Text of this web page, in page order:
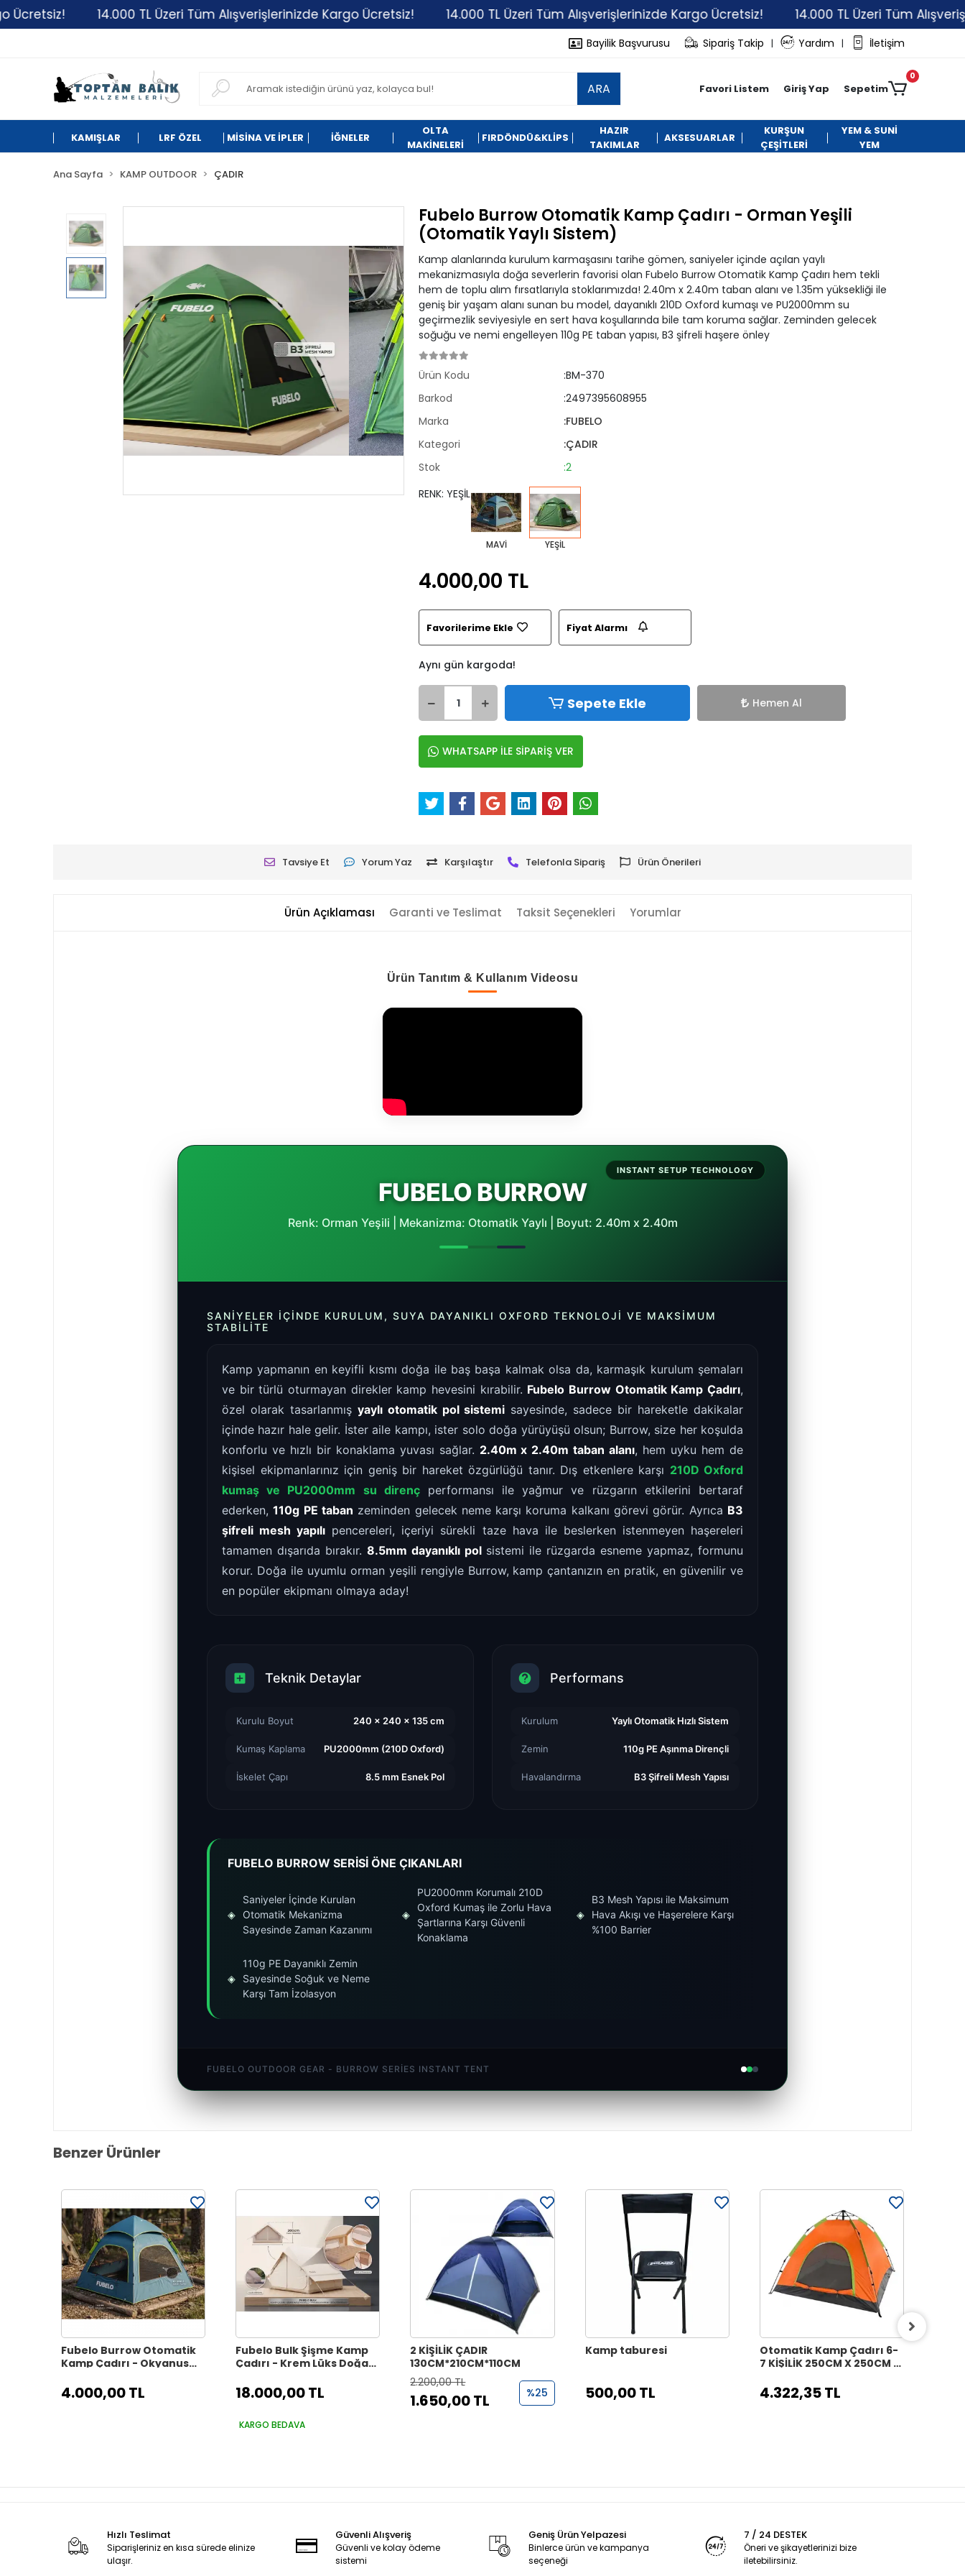
14.000 TL Üzeri Tüm Alışverişlerinizde Kargo Ücretsiz! 14.000 TL Üzeri Tüm Alışverişlerinizde Kargo Ücretsiz! 14.000 TL Üzeri Tüm
Bayilik Başvurusu Sipariş Takip | Yardım | İletişim
ARA Favori Listem Giriş Yap Sepetim
0
KAMIŞLAR LRF ÖZEL MİSİNA VE İPLER İĞNELER
OLTA
MAKİNELERİ
FIRDÖNDÜ&KLİPS
HAZIR
TAKIMLAR
AKSESUARLAR
KURŞUN
ÇEŞİTLERİ
YEM & SUNİ
YEM
Ana Sayfa KAMP OUTDOOR ÇADIR
Fubelo Burrow Otomatik Kamp Çadırı - Orman Yeşili
(Otomatik Yaylı Sistem)
Kamp alanlarında kurulum karmaşasını tarihe gömen, saniyeler içinde açılan yaylı
mekanizmasıyla doğa severlerin favorisi olan Fubelo Burrow Otomatik Kamp Çadırı hem tekli
hem de toplu alım fırsatlarıyla stoklarımızda! 2.40m x 2.40m taban alanı ve 1.35m yüksekliği ile
geniş bir yaşam alanı sunan bu model, dayanıklı 210D Oxford kumaşı ve PU2000mm su
geçirmezlik seviyesiyle en sert hava koşullarında bile tam koruma sağlar. Zeminden gelecek
soğuğu ve nemi engelleyen 110g PE taban yapısı, B3 şifreli haşere önley
Ürün Kodu
:BM-370
Barkod
:2497395608955
Marka
:FUBELO
Kategori
:ÇADIR
Stok
:2
RENK: YEŞİL
MAVİ YEŞİL
4.000,00 TL
Favorilerime Ekle Fiyat Alarmı
Aynı gün kargoda!
Sepete Ekle Hemen Al
WHATSAPP İLE SİPARİŞ VER
Tavsiye Et Yorum Yaz Karşılaştır Telefonla Sipariş Ürün Önerileri
Ürün Açıklaması Garanti ve Teslimat Taksit Seçenekleri Yorumlar
Ürün Tanıtım & Kullanım Videosu
INSTANT SETUP TECHNOLOGY
FUBELO BURROW
Renk: Orman Yeşili | Mekanizma: Otomatik Yaylı | Boyut: 2.40m x 2.40m
SANIYELER İÇINDE KURULUM, SUYA DAYANIKLI OXFORD TEKNOLOJI VE MAKSIMUM
STABILITE
Kamp yapmanın en keyifli kısmı doğa ile baş başa kalmak olsa da, karmaşık kurulum şemaları
ve bir türlü oturmayan direkler kamp hevesini kırabilir. Fubelo Burrow Otomatik Kamp Çadırı,
özel olarak tasarlanmış yaylı otomatik pol sistemi sayesinde, sadece bir hareketle dakikalar
içinde hazır hale gelir. İster aile kampı, ister solo doğa yürüyüşü olsun; Burrow, size her koşulda
konforlu ve hızlı bir konaklama yuvası sağlar. 2.40m x 2.40m taban alanı, hem uyku hem de
kişisel ekipmanlarınız için geniş bir hareket özgürlüğü tanır. Dış etkenlere karşı 210D Oxford
kumaş ve PU2000mm su dirençperformansı ile yağmur ve rüzgarın etkilerini bertaraf
ederken,110g PE taban zeminden gelecek neme karşı koruma kalkanı görevi görür. Ayrıca B3
şifreli mesh yapılı pencereleri, içeriyi sürekli taze hava ile beslerken istenmeyen haşereleri
tamamen dışarıda bırakır. 8.5mm dayanıklı polsistemi ile rüzgarda esneme yapmaz, formunu
korur. Doğa ile uyumlu orman yeşili rengiyle Burrow, kamp çantanızın en pratik, en güvenilir ve
en popüler ekipmanı olmaya aday!
Teknik Detaylar
Kurulu Boyut 240 x 240 x 135 cm
Kumaş Kaplama PU2000mm (210D Oxford)
İskelet Çapı 8.5 mm Esnek Pol
Performans
Kurulum Yaylı Otomatik Hızlı Sistem
Zemin 110g PE Aşınma Dirençli
Havalandırma B3 Şifreli Mesh Yapısı
FUBELO BURROW SERİSİ ÖNE ÇIKANLARI
◈
Saniyeler İçinde Kurulan
Otomatik Mekanizma
Sayesinde Zaman Kazanımı
◈
PU2000mm Korumalı 210D
Oxford Kumaş ile Zorlu Hava
Şartlarına Karşı Güvenli
Konaklama
◈
B3 Mesh Yapısı ile Maksimum
Hava Akışı ve Haşerelere Karşı
%100 Barrier
◈
110g PE Dayanıklı Zemin
Sayesinde Soğuk ve Neme
Karşı Tam İzolasyon
FUBELO OUTDOOR GEAR - BURROW SERIES INSTANT TENT
Benzer Ürünler
Fubelo Burrow Otomatik
Kamp Çadırı - Okyanus
Sistem)
4.000,00 TL
Fubelo Bulk Şişme Kamp
Çadırı - Krem Lüks Doğa
18.000,00 TL
KARGO BEDAVA
2 KİŞİLİK ÇADIR
130CM*210CM*110CM
2.200,00 TL
1.650,00 TL %25
Kamp taburesi
500,00 TL
Otomatik Kamp Çadırı 6-
7 KİŞİLİK 250CM X 250CM X
4.322,35 TL
Hızlı Teslimat
Siparişleriniz en kısa sürede elinize
ulaşır.
Güvenli Alışveriş
Güvenli ve kolay ödeme
sistemi
Geniş Ürün Yelpazesi
Binlerce ürün ve kampanya
seçeneği
7 / 24 DESTEK
Öneri ve şikayetlerinizi bize
iletebilirsiniz.